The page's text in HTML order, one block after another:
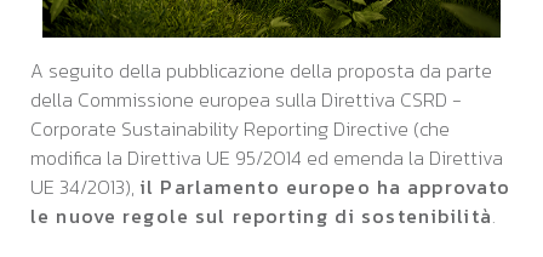
CONTATTI
A seguito della pubblicazione della proposta da parte
della Commissione europea sulla Direttiva CSRD -
Corporate Sustainability Reporting Directive (che
modifica la Direttiva UE 95/2014 ed emenda la Direttiva
UE 34/2013), il Parlamento europeo ha approvato
le nuove regole sul reporting di sostenibilità.